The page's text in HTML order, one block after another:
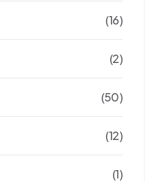
(16)
(2)
(50)
(12)
(1)